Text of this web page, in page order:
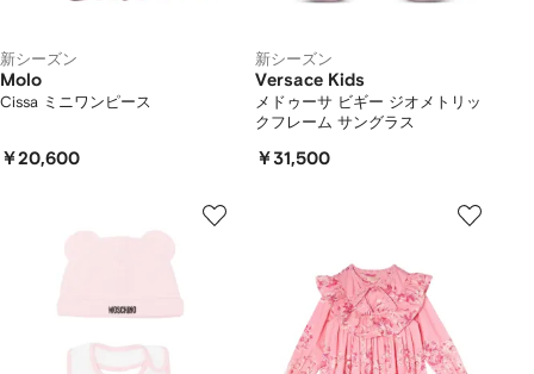
新シーズン
Molo
Cissa ミニワンピース
￥20,600
新シーズン
Versace Kids
メドゥーサ ビギー ジオメトリッ
クフレーム サングラス
￥31,500